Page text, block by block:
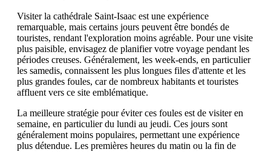
Visiter la cathédrale Saint-Isaac est une expérience
remarquable, mais certains jours peuvent être bondés de
touristes, rendant l'exploration moins agréable. Pour une visite
plus paisible, envisagez de planifier votre voyage pendant les
périodes creuses. Généralement, les week-ends, en particulier
les samedis, connaissent les plus longues files d'attente et les
plus grandes foules, car de nombreux habitants et touristes
affluent vers ce site emblématique.
La meilleure stratégie pour éviter ces foules est de visiter en
semaine, en particulier du lundi au jeudi. Ces jours sont
généralement moins populaires, permettant une expérience
plus détendue. Les premières heures du matin ou la fin de